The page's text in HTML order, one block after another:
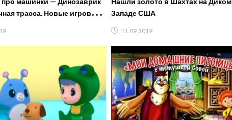
трасса. Новые игровые
Западе США
11.09.2019